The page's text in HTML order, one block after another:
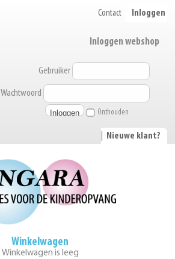
Contact Inloggen
Inloggen webshop
Gebruiker
Wachtwoord
Onthouden
Nieuwe klant?
Winkelwagen
Winkelwagen is leeg